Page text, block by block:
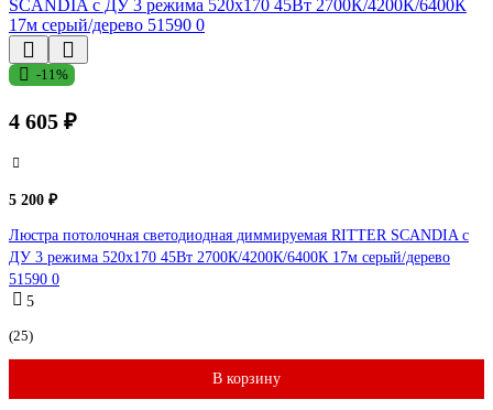
-11%
4 605 ₽
5 200 ₽
Люстра потолочная светодиодная диммируемая RITTER SCANDIA с
ДУ 3 режима 520x170 45Вт 2700К/4200К/6400К 17м серый/дерево
51590 0
5
(25)
В корзину